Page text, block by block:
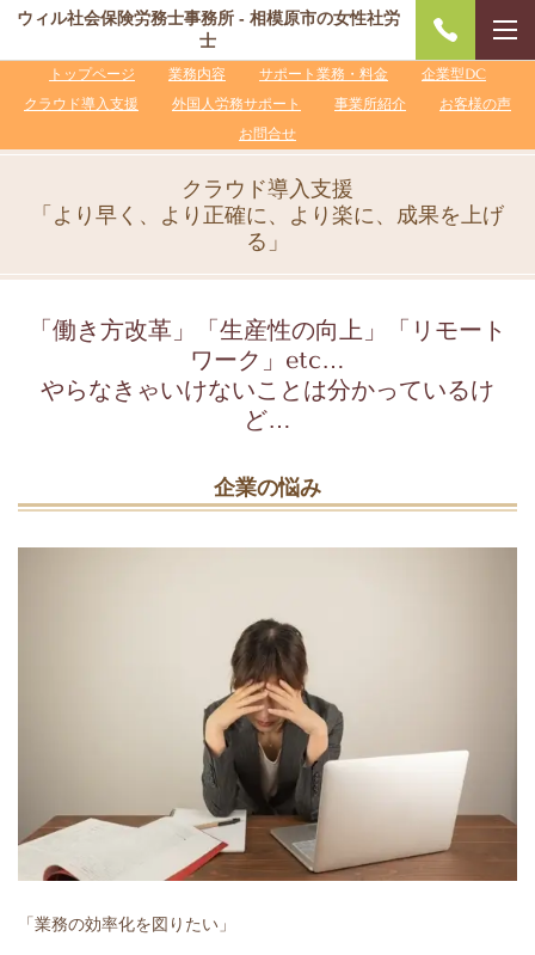
ウィル社会保険労務士事務所 - 相模原市の女性社労
士
トップページ 業務内容 サポート業務・料金
企業型DC
クラウド導入支援
外国人労務サポート 事業所紹介
お客様の声
お問合せ
クラウド導入支援
「より早く、より正確に、より楽に、成果を上げ
る」
「働き方改革」「生産性の向上」「リモート
ワーク」etc…
やらなきゃいけないことは分かっているけ
ど…
企業の悩み
「業務の効率化を図りたい」